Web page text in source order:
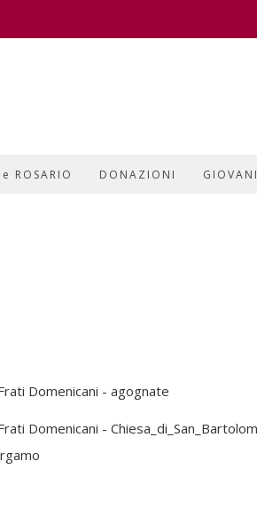
ROSARIO DONAZIONI GIOVANI